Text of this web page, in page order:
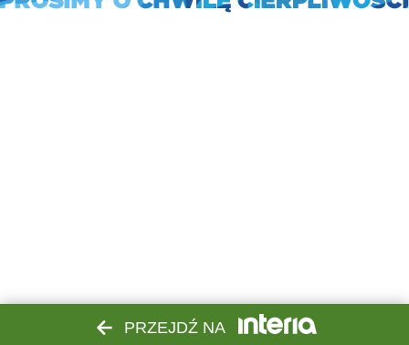
PRZEJDŹ NA